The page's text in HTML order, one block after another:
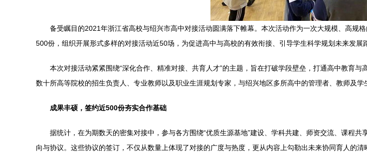
备受瞩目的2021年浙江省高校与绍兴市高中对接活动圆满落下帷幕。本次活动作为一次大规模、高规
500份，组织开展形式多样的对接活动近50场，为促进高中与高校的有效衔接、引导学生科学规划未来发展
本次对接活动紧紧围绕“深化合作、精准对接、共育人才”的主题，旨在打破学段壁垒，打通高中教育
数十所高等院校的招生负责人、专业教师以及职业生涯规划专家，与绍兴地区多所高中的管理者、教师及学
成果丰硕，签约近500份夯实合作基础
据统计，在为期数天的密集对接中，参与各方围绕“优质生源基地”建设、学科共建、师资交流、课程
向与协议。这些协议的签订，不仅从数量上体现了对接的广度与热度，更从内容上勾勒出未来协同育人的